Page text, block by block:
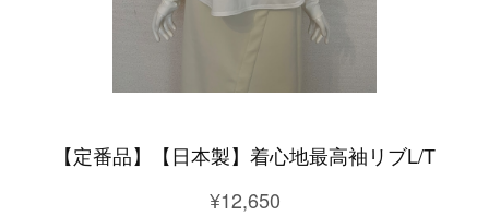
【定番品】【日本製】着心地最高袖リブL/T
¥12,650